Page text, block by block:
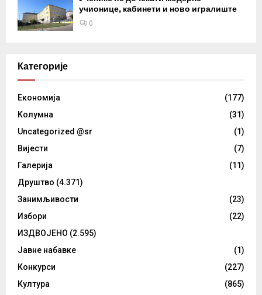
учионице, кабинети и ново игралиште
0
Категорије
Eкономија
(177)
Kолумнa
(31)
Uncategorized @sr
(1)
Вијести
(7)
Галерија
(11)
Друштво (4.371)
Занимљивости
(23)
Избори
(22)
ИЗДВОЈЕНО (2.595)
Јавне набавке
(1)
Конкурси
(227)
Култура
(865)